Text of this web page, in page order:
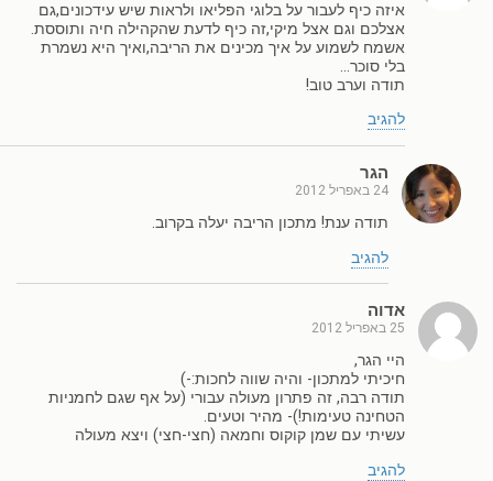
איזה כיף לעבור על בלוגי הפליאו ולראות שיש עידכונים,גם
אצלכם וגם אצל מיקי,זה כיף לדעת שהקהילה חיה ותוססת.
אשמח לשמוע על איך מכינים את הריבה,ואיך היא נשמרת
בלי סוכר…
תודה וערב טוב!
להגיב
הגר
24 באפריל 2012
תודה ענת! מתכון הריבה יעלה בקרוב.
להגיב
אדוה
25 באפריל 2012
היי הגר,
חיכיתי למתכון- והיה שווה לחכות:-)
תודה רבה, זה פתרון מעולה עבורי (על אף שגם לחמניות
הטחינה טעימות!)- מהיר וטעים.
עשיתי עם שמן קוקוס וחמאה (חצי-חצי) ויצא מעולה
להגיב